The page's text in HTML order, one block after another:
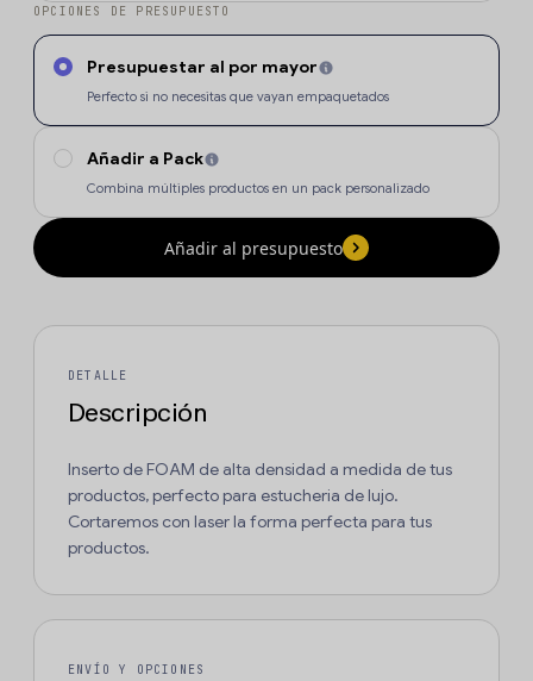
OPCIONES DE PRESUPUESTO
Presupuestar al por mayor
Perfecto si no necesitas que vayan empaquetados
Añadir a Pack
Combina múltiples productos en un pack personalizado
Añadir al presupuesto
DETALLE
Descripción
Inserto de FOAM de alta densidad a medida de tus
productos, perfecto para estucheria de lujo.
Cortaremos con laser la forma perfecta para tus
productos.
ENVÍO Y OPCIONES